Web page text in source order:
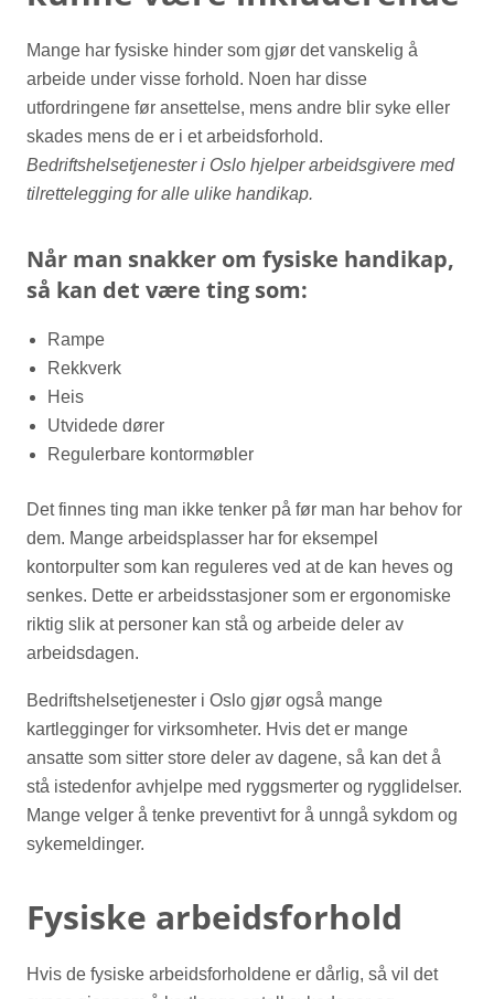
Mange har fysiske hinder som gjør det vanskelig å
arbeide under visse forhold. Noen har disse
utfordringene før ansettelse, mens andre blir syke eller
skades mens de er i et arbeidsforhold.
Bedriftshelsetjenester i Oslo hjelper arbeidsgivere med
tilrettelegging for alle ulike handikap.
Når man snakker om fysiske handikap,
så kan det være ting som:
Rampe
Rekkverk
Heis
Utvidede dører
Regulerbare kontormøbler
Det finnes ting man ikke tenker på før man har behov for
dem. Mange arbeidsplasser har for eksempel
kontorpulter som kan reguleres ved at de kan heves og
senkes. Dette er arbeidsstasjoner som er ergonomiske
riktig slik at personer kan stå og arbeide deler av
arbeidsdagen.
Bedriftshelsetjenester i Oslo gjør også mange
kartlegginger for virksomheter. Hvis det er mange
ansatte som sitter store deler av dagene, så kan det å
stå istedenfor avhjelpe med ryggsmerter og rygglidelser.
Mange velger å tenke preventivt for å unngå sykdom og
sykemeldinger.
Fysiske arbeidsforhold
Hvis de fysiske arbeidsforholdene er dårlig, så vil det